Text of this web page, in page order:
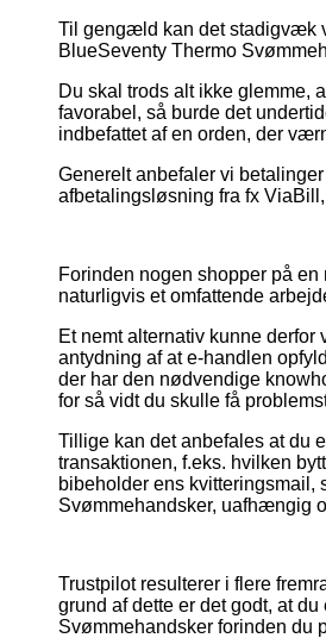
Til gengæld kan det stadigvæk
BlueSeventy Thermo
Du skal trods alt ikke glemme,
favorabel, så burde det
indbefattet af en orden, der
Generelt anbefaler vi
afbetalingsløsning fra fx
Forinden nogen shopper på
naturligvis et omfattende
Et nemt alternativ kunne
antydning af at e-handlen
der har den nødvendige
for så vidt du skulle få
Tillige kan det anbefales at du
transaktionen, f.eks. hvilken
bibeholder ens kvitteringsmail,
Svømmehandsker, uafhængig
Trustpilot resulterer i flere
grund af dette er det godt, at
Svømmehandsker forinden du